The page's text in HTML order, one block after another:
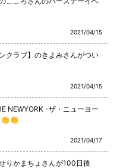
2021/04/15
クラブ】のきよみさんがつい
2021/04/15
NEWYORK -ザ・ニューヨー
2021/04/17
りかまちょさんが100日後